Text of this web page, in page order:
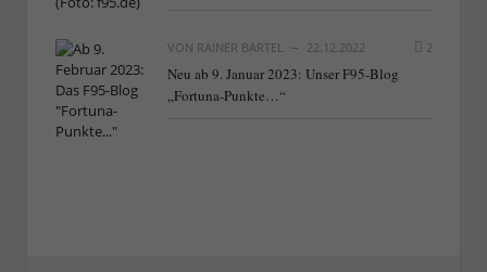
VON RAINER BARTEL 22.12.2022 2
Neu ab 9. Januar 2023: Unser F95-Blog
„Fortuna-Punkte…“